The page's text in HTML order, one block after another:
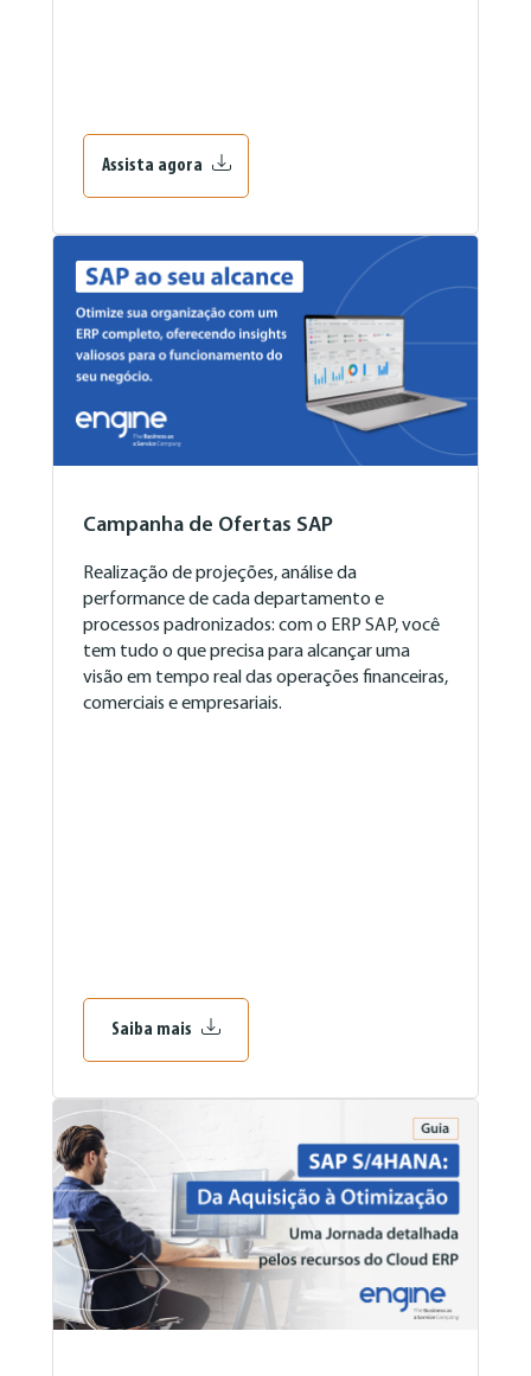
Assista agora
Campanha de Ofertas SAP
Realização de projeções, análise da
performance de cada departamento e
processos padronizados: com o ERP SAP, você
tem tudo o que precisa para alcançar uma
visão em tempo real das operações financeiras,
comerciais e empresariais.
Saiba mais